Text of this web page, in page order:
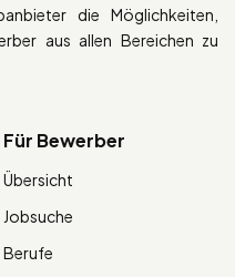
die Möglichkeiten,
aus allen Bereichen zu
Für Bewerber
Übersicht
Jobsuche
Berufe